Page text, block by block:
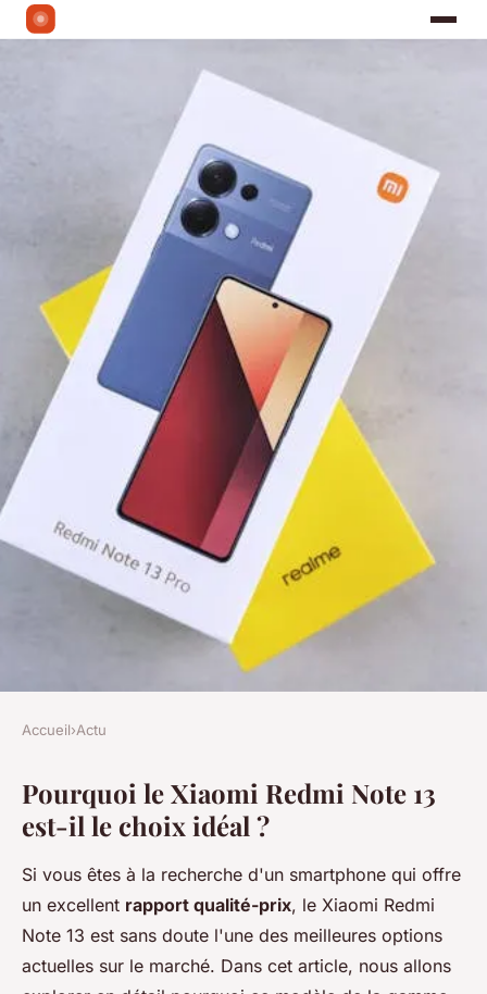
Pourquoi le xiaomi redmi note
13 est-il le choix idéal ?
Lana•8 janvier 2025•4 min de lecture
Accueil›Actu
Pourquoi le Xiaomi Redmi Note 13
est-il le choix idéal ?
Si vous êtes à la recherche d'un smartphone qui offre
un excellent rapport qualité-prix, le Xiaomi Redmi
Note 13 est sans doute l'une des meilleures options
actuelles sur le marché. Dans cet article, nous allons